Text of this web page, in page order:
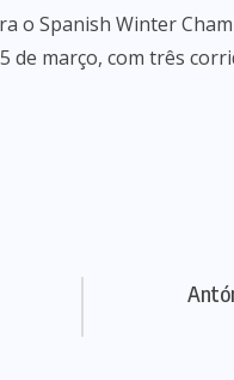
o Spanish Winter
março, com três